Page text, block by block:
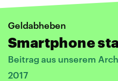
Geldabheben
Smartphone
Beitrag aus unserem
2017